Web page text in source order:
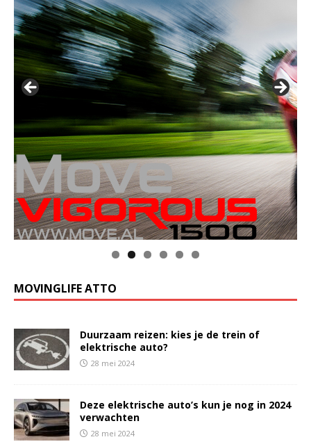
MOVINGLIFE ATTO
Duurzaam reizen: kies je de trein of
elektrische auto?
28 mei 2024
Deze elektrische auto’s kun je nog in 2024
verwachten
28 mei 2024